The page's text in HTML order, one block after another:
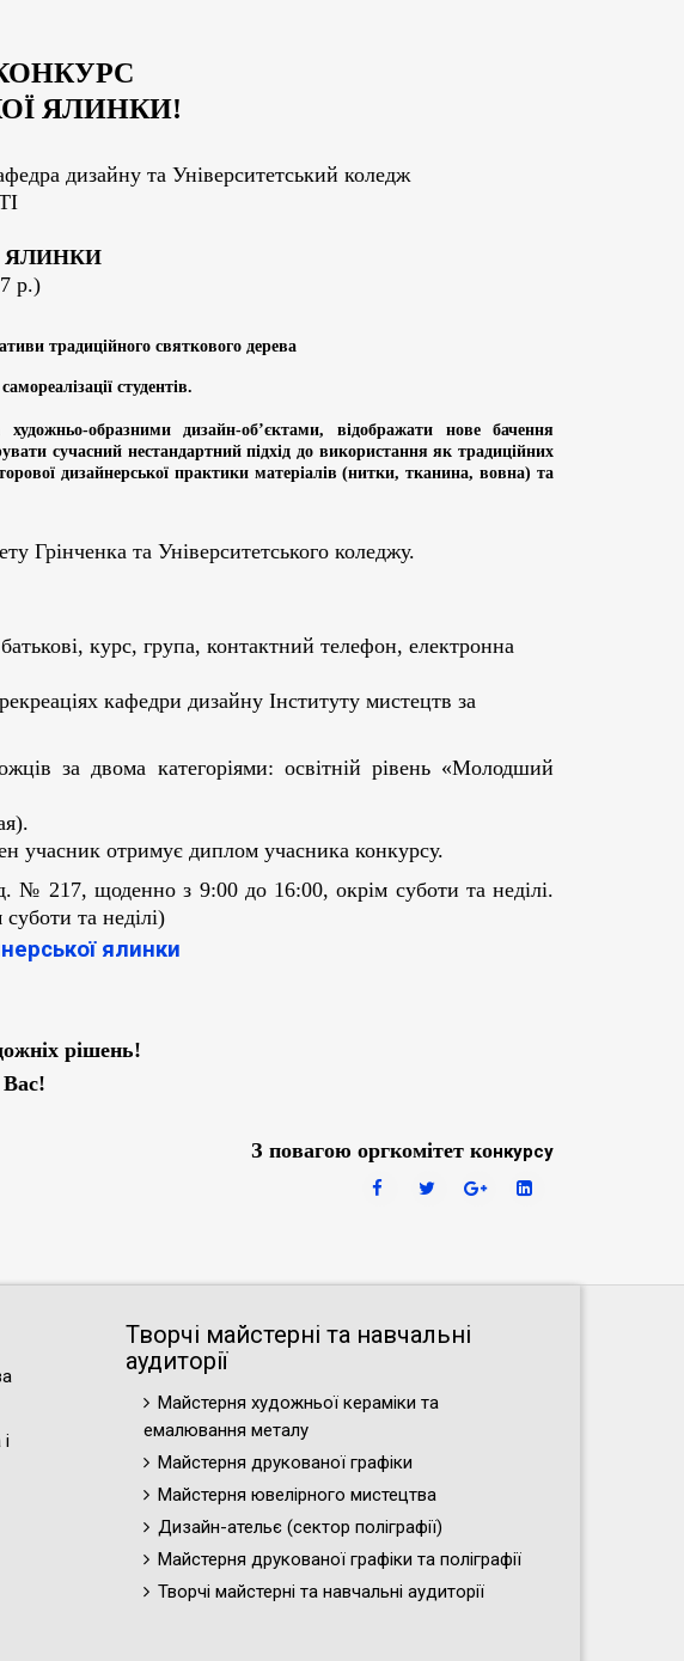
ЯЛИНКИ!
дизайну та Університетський коледж
ЯЛИНКИ
р.)
традиційного святкового дерева
студентів.
образними дизайн-об’єктами, відображати нове бачення
сучасний нестандартний підхід до використання як традиційних
дизайнерської практики матеріалів (нитки, тканина, вовна) та
Грінченка та Університетського коледжу.
курс, група, контактний телефон, електронна
кафедри дизайну Інституту мистецтв за
за двома категоріями: освітній рівень «Молодший
учасник отримує диплом учасника конкурсу.
№ 217,щоденно з 9:00 до 16:00,окрім суботи та неділі.
суботи та неділі)
ялинки
рішень!
Вас!
З повагою оргкомітет конкурсу
Творчі майстерні та навчальні
аудиторії
Майстерня художньої кераміки та
емалювання металу
Майстерня друкованої графіки
Майстерня ювелірного мистецтва
Дизайн-ательє (cектор поліграфії)
Майстерня друкованої графіки та поліграфії
Творчі майстерні та навчальні аудиторії